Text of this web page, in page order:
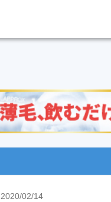
2020/02/14